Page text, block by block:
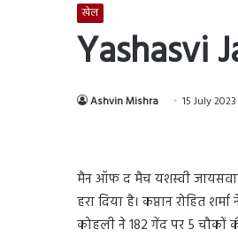
खेल
Yashasvi
Ashvin Mishra 15 July
मैन ऑफ द मैच यशस्वी
हरा दिया है। कप्तान रोहित
कोहली ने 182 गेंद पर 5 चौकों